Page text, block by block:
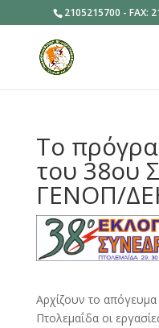
2105215700 - FAX:
Το
του 38ου
ΓΕΝΟΠ/
Αρχίζουν το
Πτολεμαΐδα οι